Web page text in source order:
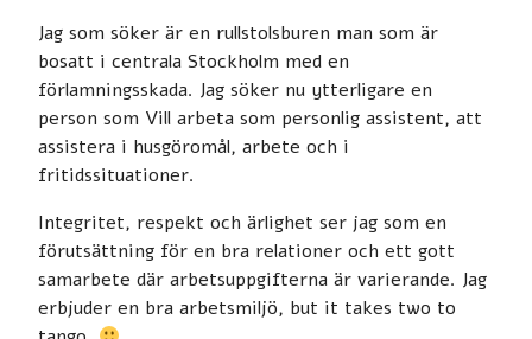
Jag som söker är en rullstolsburen man som är
bosatt i centrala Stockholm med en
förlamningsskada. Jag söker nu ytterligare en
person som Vill arbeta som personlig assistent, att
assistera i husgöromål, arbete och i
fritidssituationer.
Integritet, respekt och ärlighet ser jag som en
förutsättning för en bra relationer och ett gott
samarbete där arbetsuppgifterna är varierande. Jag
erbjuder en bra arbetsmiljö, but it takes two to